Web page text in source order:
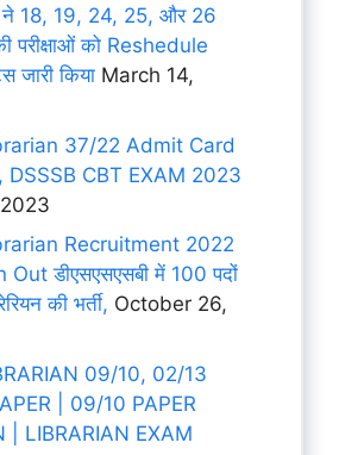
ने 18, 19, 24, 25, और 26
परीक्षाओं को Reshedule
जारी किया March 14,
37/22 Admit Card
DSSSB CBT EXAM 2023
Recruitment 2022
डीएसएसएसबी में 100 पदों
की भर्ती, October 26,
09/10, 02/13
| 09/10 PAPER
| LIBRARIAN EXAM